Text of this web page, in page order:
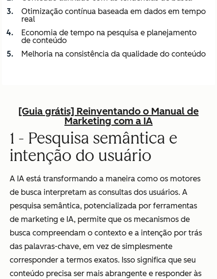
Otimização contínua baseada em dados em tempo
real
Economia de tempo na pesquisa e planejamento
de conteúdo
Melhoria na consistência da qualidade do conteúdo
[Guia grátis] Reinventando o Manual de
Marketing com a IA
1 - Pesquisa semântica e
intenção do usuário
A IA está transformando a maneira como os motores
de busca interpretam as consultas dos usuários. A
pesquisa semântica, potencializada por ferramentas
de marketing e IA, permite que os mecanismos de
busca compreendam o contexto e a intenção por trás
das palavras-chave, em vez de simplesmente
corresponder a termos exatos. Isso significa que seu
conteúdo precisa ser mais abrangente e responder às